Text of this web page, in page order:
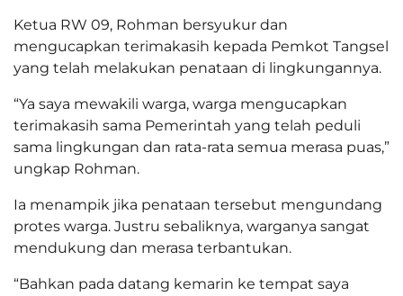
Ketua RW 09, Rohman bersyukur dan
mengucapkan terimakasih kepada Pemkot Tangsel
yang telah melakukan penataan di lingkungannya.
“Ya saya mewakili warga, warga mengucapkan
terimakasih sama Pemerintah yang telah peduli
sama lingkungan dan rata-rata semua merasa puas,”
ungkap Rohman.
Ia menampik jika penataan tersebut mengundang
protes warga. Justru sebaliknya, warganya sangat
mendukung dan merasa terbantukan.
“Bahkan pada datang kemarin ke tempat saya